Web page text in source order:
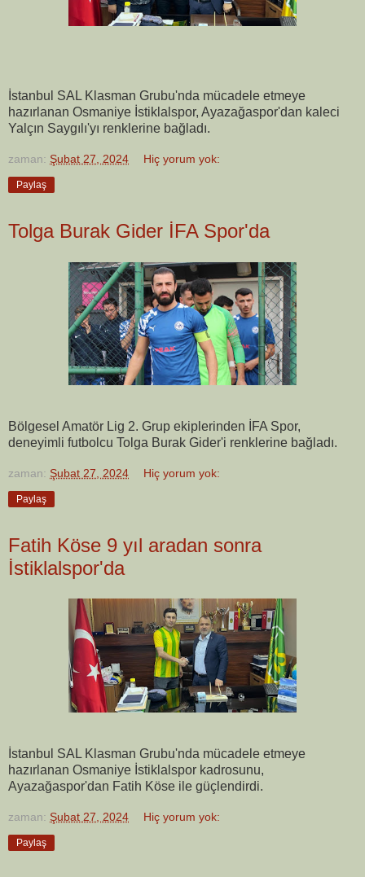
İstanbul SAL Klasman Grubu'nda mücadele etmeye
hazırlanan Osmaniye İstiklalspor, Ayazağaspor'dan kaleci
Yalçın Saygılı'yı renklerine bağladı.
zaman: Şubat 27, 2024 Hiç yorum yok:
Paylaş
Tolga Burak Gider İFA Spor'da
Bölgesel Amatör Lig 2. Grup ekiplerinden İFA Spor,
deneyimli futbolcu Tolga Burak Gider'i renklerine bağladı.
zaman: Şubat 27, 2024 Hiç yorum yok:
Paylaş
Fatih Köse 9 yıl aradan sonra
İstiklalspor'da
İstanbul SAL Klasman Grubu'nda mücadele etmeye
hazırlanan Osmaniye İstiklalspor kadrosunu,
Ayazağaspor'dan Fatih Köse ile güçlendirdi.
zaman: Şubat 27, 2024 Hiç yorum yok:
Paylaş